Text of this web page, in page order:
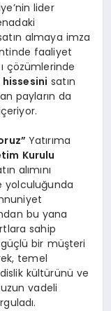
lider
almaya imza
faaliyet
çözümlerinde
hissesini satın
payların da
Yatırıma
Kurulu
alımını
yolculuğunda
bu yana
sahip
bir müşteri
temel
kültürünü ve
vadeli